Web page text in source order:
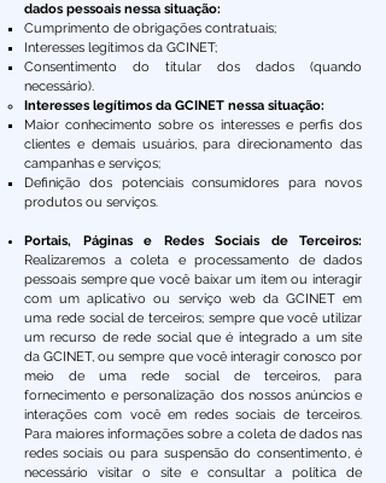
dados pessoais nessa situação:
Cumprimento de obrigações contratuais;
Interesses legítimos da GCINET;
Consentimento do titular dos dados (quando
necessário).
Interesses legítimos da GCINET nessa situação:
Maior conhecimento sobre os interesses e perfis dos
clientes e demais usuários, para direcionamento das
campanhas e serviços;
Definição dos potenciais consumidores para novos
produtos ou serviços.
Portais, Páginas e Redes Sociais de Terceiros:
Realizaremos a coleta e processamento de dados
pessoais sempre que você baixar um item ou interagir
com um aplicativo ou serviço web da GCINET em
uma rede social de terceiros; sempre que você utilizar
um recurso de rede social que é integrado a um site
da GCINET, ou sempre que você interagir conosco por
meio de uma rede social de terceiros, para
fornecimento e personalização dos nossos anúncios e
interações com você em redes sociais de terceiros.
Para maiores informações sobre a coleta de dados nas
redes sociais ou para suspensão do consentimento, é
necessário visitar o site e consultar a política de